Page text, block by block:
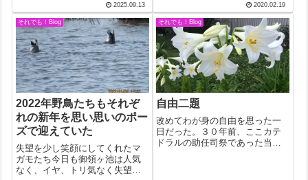
それが、何故奄美に？演奏の合
間に指揮者が話した。「美しい
ストーリーがありました。」都
会ではともかく、島...
2025.09.13
ことに。フランスのテレビ局
は、海洋汚染のことを取り上げ
ていた。何と、洗濯が問題だと
聞いて思わず釘付けになった。
化学繊維を素材と...
2020.02.19
それでも！Blog
2022年野鳥たちもそれぞ
れの新年を思い思いのポー
ズで迎えていた
失望を少し笑顔にしてくれたマ
ガモたち今日も御領ヶ池は人気
なく、イヤ、トリ気なく失望。
それでも！Blog
自由二題
改めてわが身の自由を思った一
日だった。３０年前、ここカテ
ドラルの助任司祭であった当